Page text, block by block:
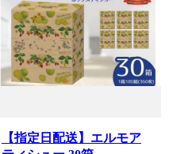
【指定日配送】エルモア